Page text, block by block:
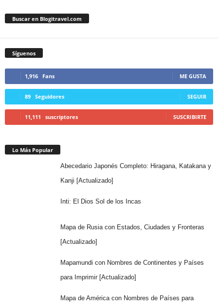
Buscar en Blogitravel.com
Síguenos
1,916 Fans ME GUSTA
89 Seguidores SEGUIR
11,111 suscriptores SUSCRIBIRTE
Lo Más Popular
Abecedario Japonés Completo: Hiragana, Katakana y
Kanji [Actualizado]
Inti: El Dios Sol de los Incas
Mapa de Rusia con Estados, Ciudades y Fronteras
[Actualizado]
Mapamundi con Nombres de Continentes y Países
para Imprimir [Actualizado]
Mapa de América con Nombres de Países para